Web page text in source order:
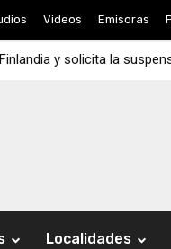
Videos Emisoras
y solicita la
Localidades